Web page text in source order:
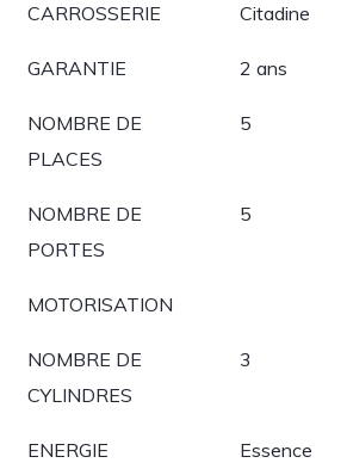
CARROSSERIE Citadine
GARANTIE 2 ans
NOMBRE DE
PLACES
5
NOMBRE DE
PORTES
5
MOTORISATION
NOMBRE DE
CYLINDRES
3
ENERGIE Essence